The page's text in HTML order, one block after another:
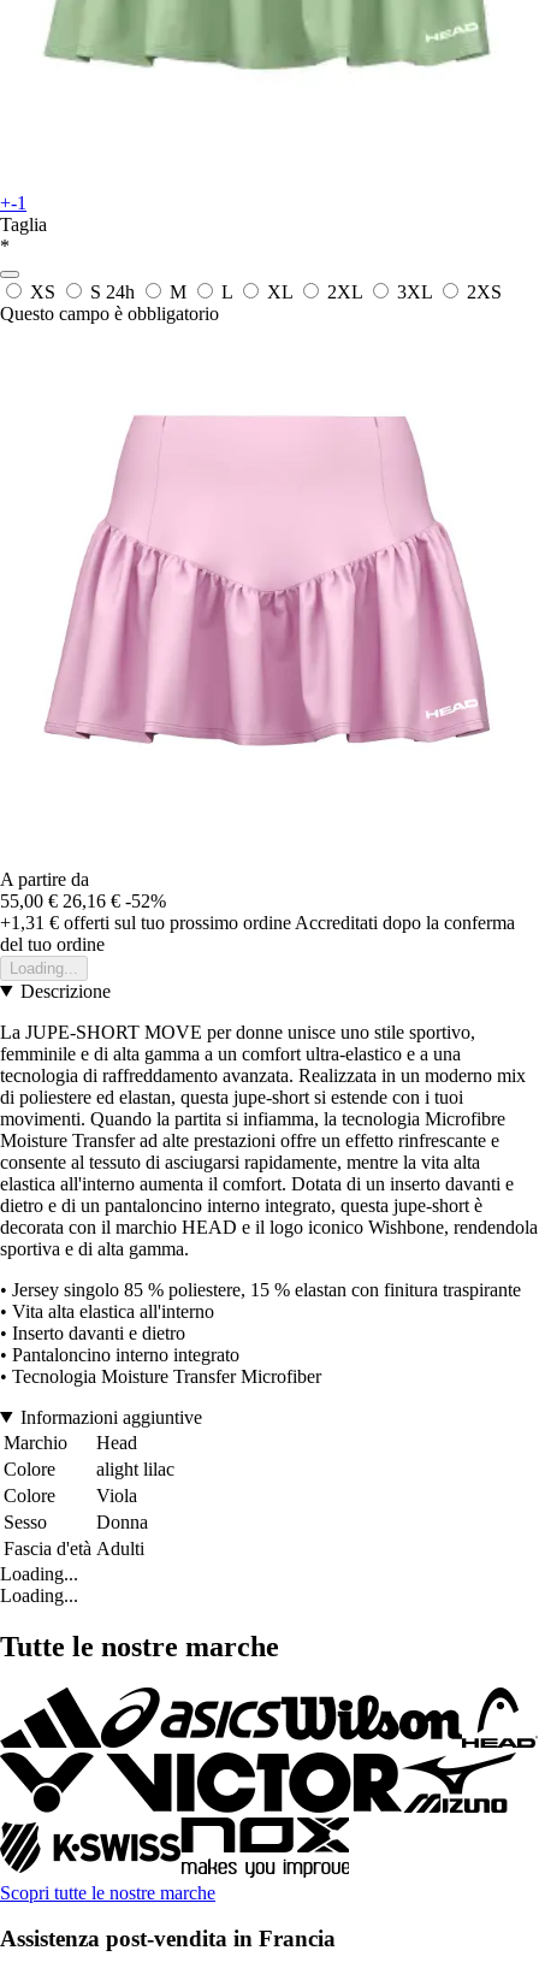
+-1
Taglia
*
XS S 24h M L XL 2XL 3XL
2XS
Questo campo è obbligatorio
A partire da
55,00 € 26,16 € -52%
+1,31 € offerti sul tuo prossimo ordine Accreditati dopo la conferma
del tuo ordine
Loading...
Descrizione
La JUPE-SHORT MOVE per donne unisce uno stile sportivo,
femminile e di alta gamma a un comfort ultra-elastico e a una
tecnologia di raffreddamento avanzata. Realizzata in un moderno mix
di poliestere ed elastan, questa jupe-short si estende con i tuoi
movimenti. Quando la partita si infiamma, la tecnologia Microfibre
Moisture Transfer ad alte prestazioni offre un effetto rinfrescante e
consente al tessuto di asciugarsi rapidamente, mentre la vita alta
elastica all'interno aumenta il comfort. Dotata di un inserto davanti e
dietro e di un pantaloncino interno integrato, questa jupe-short è
decorata con il marchio HEAD e il logo iconico Wishbone, rendendola
sportiva e di alta gamma.
• Jersey singolo 85 % poliestere, 15 % elastan con finitura traspirante
• Vita alta elastica all'interno
• Inserto davanti e dietro
• Pantaloncino interno integrato
• Tecnologia Moisture Transfer Microfiber
Informazioni aggiuntive
Marchio
Head
Colore
alight lilac
Colore
Viola
Sesso
Donna
Fascia d'età Adulti
Loading...
Loading...
Tutte le nostre marche
Scopri tutte le nostre marche
Assistenza post-vendita in Francia